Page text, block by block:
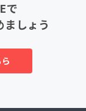
で
しょう